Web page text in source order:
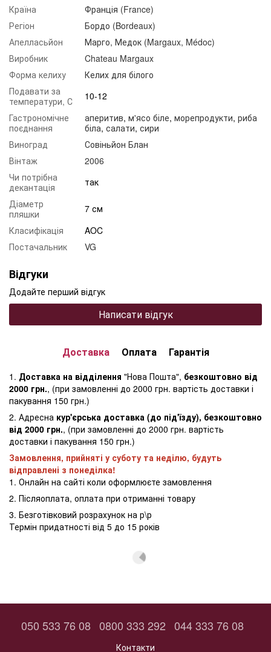
Країна
Франція (France)
Регіон
Бордо (Bordeaux)
Апелласьйон
Марго, Медок (Margaux, Médoc)
Виробник
Chateau Margaux
Форма келиху
Келих для білого
Подавати за
температури, С
10-12
Гастрономічне
поєднання
аперитив, м'ясо біле, морепродукти, риба
біла, салати, сири
Виноград
Совіньйон Блан
Вінтаж
2006
Чи потрібна
декантація
так
Діаметр
пляшки
7 см
Класифікація
AOC
Постачальник
VG
Відгуки
Додайте перший відгук
Написати відгук
Доставка Оплата Гарантія
1. Доставка на відділення "Нова Пошта", безкоштовно від
2000 грн., (при замовленні до 2000 грн. вартість доставки і
пакування 150 грн.)
2. Адресна кур'єрська доставка (до під'їзду), безкоштовно
від 2000 грн., (при замовленні до 2000 грн. вартість
доставки і пакування 150 грн.)
Замовлення, прийняті у суботу та неділю, будуть
відправлені з понеділка!
1. Онлайн на сайті коли оформлюєте замовлення
2. Післяоплата, оплата при отриманні товару
3. Безготівковий розрахунок на р\р
Термін придатності від 5 до 15 років
050 533 76 08 0800 333 292 044 333 76 08
Контакти